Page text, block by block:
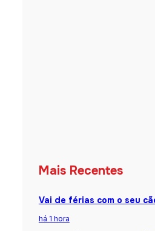
Mais Recentes
Vai de férias com o seu
há 1 hora